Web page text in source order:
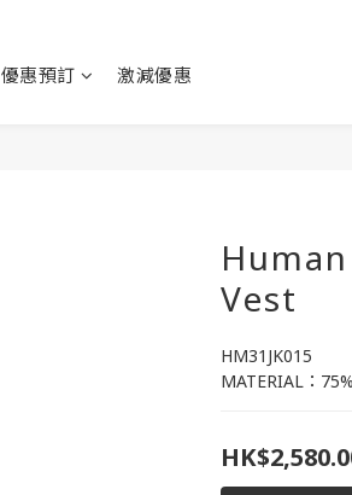
優惠預訂 激減優惠
Vest
HM31JK015
MATERIAL：